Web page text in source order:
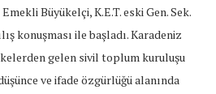
Büyükelçi, K.E.T. eski Gen. Sek.
konuşması ile başladı. Karadeniz
gelen sivil toplum kuruluşu
ve ifade özgürlüğü alanında